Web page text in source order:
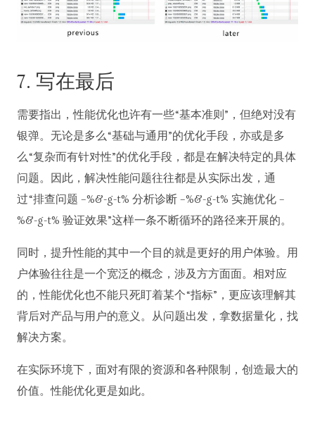
7. 写在最后
需要指出，性能优化也许有一些“基本准则”，但绝对没有
银弹。无论是多么“基础与通用”的优化手段，亦或是多
么“复杂而有针对性”的优化手段，都是在解决特定的具体
问题。因此，解决性能问题往往都是从实际出发，通
过“排查问题 –%&-g-t% 分析诊断 –%&-g-t% 实施优化 –
%&-g-t% 验证效果”这样一条不断循环的路径来开展的。
同时，提升性能的其中一个目的就是更好的用户体验。用
户体验往往是一个宽泛的概念，涉及方方面面。相对应
的，性能优化也不能只死盯着某个“指标”，更应该理解其
背后对产品与用户的意义。从问题出发，拿数据量化，找
解决方案。
在实际环境下，面对有限的资源和各种限制，创造最大的
价值。性能优化更是如此。